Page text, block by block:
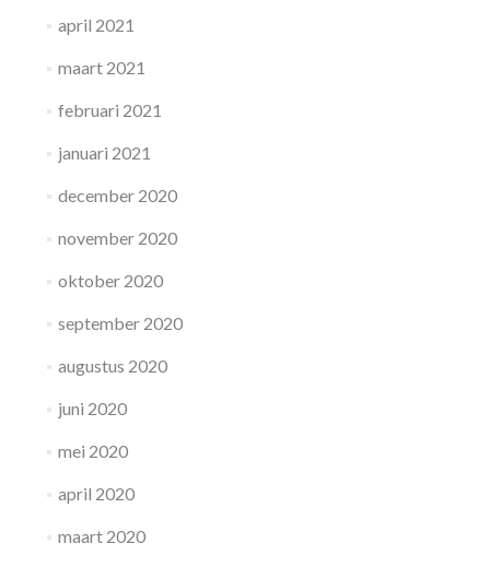
april 2021
maart 2021
februari 2021
januari 2021
december 2020
november 2020
oktober 2020
september 2020
augustus 2020
juni 2020
mei 2020
april 2020
maart 2020